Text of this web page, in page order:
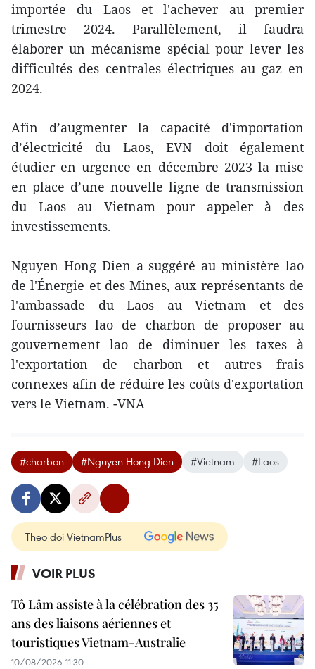
importée du Laos et l'achever au premier
trimestre 2024. Parallèlement, il faudra
élaborer un mécanisme spécial pour lever les
difficultés des centrales électriques au gaz en
2024.
Afin d’augmenter la capacité d'importation
d’électricité du Laos, EVN doit également
étudier en urgence en décembre 2023 la mise
en place d’une nouvelle ligne de transmission
du Laos au Vietnam pour appeler à des
investissements.
Nguyen Hong Dien a suggéré au ministère lao
de l'Énergie et des Mines, aux représentants de
l'ambassade du Laos au Vietnam et des
fournisseurs lao de charbon de proposer au
gouvernement lao de diminuer les taxes à
l'exportation de charbon et autres frais
connexes afin de réduire les coûts d'exportation
vers le Vietnam. -VNA
#charbon #Nguyen Hong Dien #Vietnam #Laos
Theo dõi VietnamPlus
VOIR PLUS
Tô Lâm assiste à la célébration des 35
ans des liaisons aériennes et
touristiques Vietnam-Australie
10/08/2026 11:30